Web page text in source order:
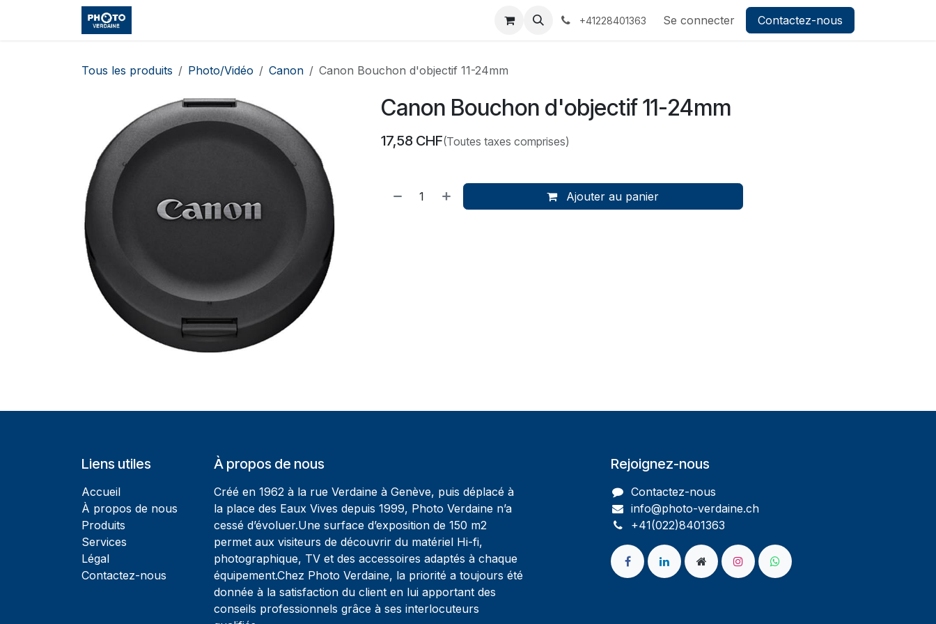
Se rendre au contenu
Événements Services Contactez-nous
+41228401363 Se connecter Contactez-nous
Tous les produits Photo/Vidéo Canon Canon Bouchon d'objectif 11-24mm
Canon Bouchon d'objectif 11-24mm
17,58CHF(Toutes taxes comprises)
Ajouter au panier
Liens utiles
Accueil
À propos de nous
Produits
Services
Légal
Contactez-nous
À propos de nous
Créé en 1962 à la rue Verdaine à Genève, puis déplacé à
la place des Eaux Vives depuis 1999, Photo Verdaine n’a
cessé d’évoluer.Une surface d’exposition de 150 m2
permet aux visiteurs de découvrir du matériel Hi-fi,
photographique, TV et des accessoires adaptés à chaque
équipement.Chez Photo Verdaine, la priorité a toujours été
donnée à la satisfaction du client en lui apportant des
conseils professionnels grâce à ses interlocuteurs
Rejoignez-nous
Contactez-nous
info@photo-verdaine.ch​
​​+41(022)8401363